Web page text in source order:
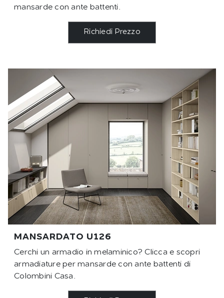
mansarde con ante battenti.
Richiedi Prezzo
MANSARDATO U126
Cerchi un armadio in melaminico? Clicca e scopri
armadiature per mansarde con ante battenti di
Colombini Casa.